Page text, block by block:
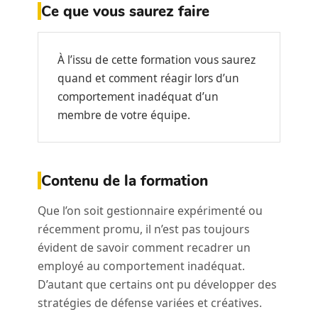
Ce que vous saurez faire
À l’issu de cette formation vous saurez
quand et comment réagir lors d’un
comportement inadéquat d’un
membre de votre équipe.
Contenu de la formation
Que l’on soit gestionnaire expérimenté ou
récemment promu, il n’est pas toujours
évident de savoir comment recadrer un
employé au comportement inadéquat.
D’autant que certains ont pu développer des
stratégies de défense variées et créatives.